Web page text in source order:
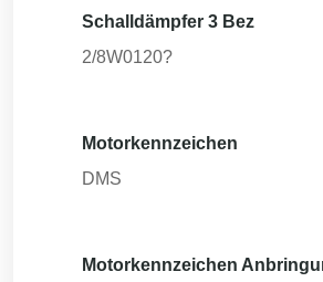
Schalldämpfer 3 Bez
2/8W0120?
Motorkennzeichen
DMS
Motorkennzeichen